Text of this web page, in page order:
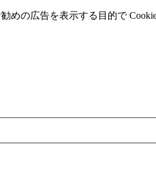
めの広告を表⽰する⽬的で